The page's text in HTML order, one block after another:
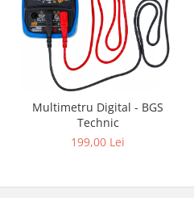
Multimetru Digital - BGS
Technic
199,00 Lei